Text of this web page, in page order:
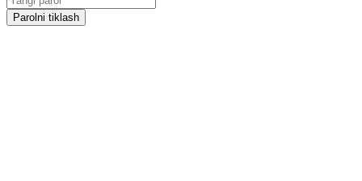
Parolni tiklash